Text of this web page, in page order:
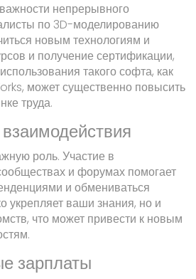
непрерывного
по 3D-моделированию
новым технологиям и
и получение сертификации,
такого софта, как
может существенно повысить
труда.
роль. Участие в
и форумах помогает
и обмениваться
укрепляет ваши знания, но и
что может привести к новым
зарплаты